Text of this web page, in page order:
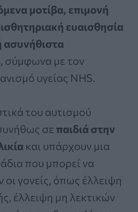
μοτίβα, επιμονή
ευαισθησία
ασυνήθιστα
, σύμφωνα με τον
υγείας NHS.
του αυτισμού
σε παιδιά στην
και υπάρχουν μια
που μπορεί να
γονείς, όπως έλλειψη
έλλειψη μη λεκτικών